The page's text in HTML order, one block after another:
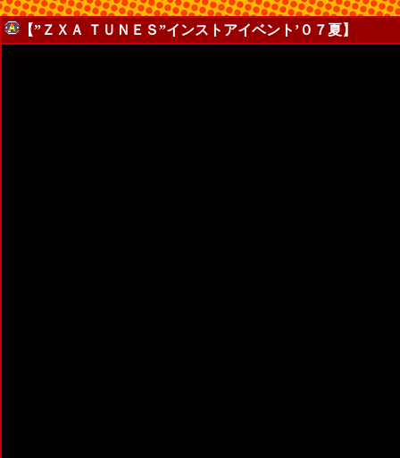
【”ＺＸＡ ＴＵＮＥＳ”インストアイベント’０７夏】